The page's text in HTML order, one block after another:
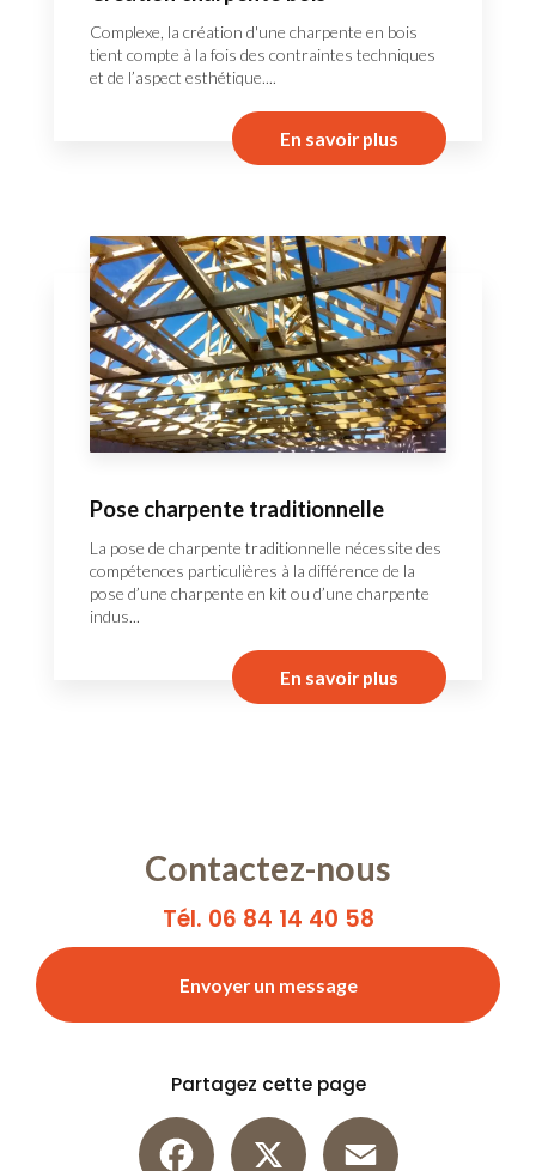
Complexe, la création d'une charpente en bois
tient compte à la fois des contraintes techniques
et de l’aspect esthétique....
En savoir plus
Pose charpente traditionnelle
La pose de charpente traditionnelle nécessite des
compétences particulières à la différence de la
pose d’une charpente en kit ou d’une charpente
indus...
En savoir plus
Contactez-nous
Tél. 06 84 14 40 58
Envoyer un message
Partagez cette page
Facebook